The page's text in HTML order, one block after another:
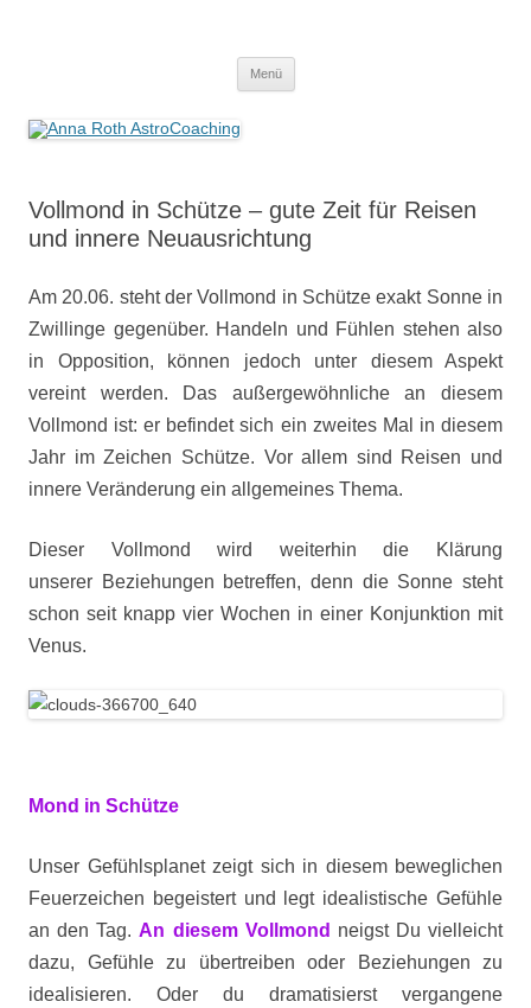
Menü
Vollmond in Schütze – gute Zeit für Reisen
und innere Neuausrichtung
Am 20.06. steht der Vollmond in Schütze exakt Sonne in
Zwillinge gegenüber. Handeln und Fühlen stehen also
in Opposition, können jedoch unter diesem Aspekt
vereint werden. Das außergewöhnliche an diesem
Vollmond ist: er befindet sich ein zweites Mal in diesem
Jahr im Zeichen Schütze. Vor allem sind Reisen und
innere Veränderung ein allgemeines Thema.
Dieser Vollmond wird weiterhin die Klärung
unserer Beziehungen betreffen, denn die Sonne steht
schon seit knapp vier Wochen in einer Konjunktion mit
Venus.
Mond in Schütze
Unser Gefühlsplanet zeigt sich in diesem beweglichen
Feuerzeichen begeistert und legt idealistische Gefühle
an den Tag.An diesem Vollmond neigst Du vielleicht
dazu, Gefühle zu übertreiben oder Beziehungen zu
idealisieren. Oder du dramatisierst vergangene